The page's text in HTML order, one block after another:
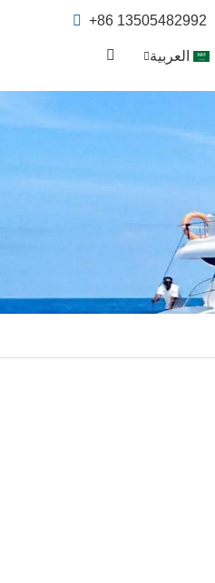
+86 13505482992
العربية